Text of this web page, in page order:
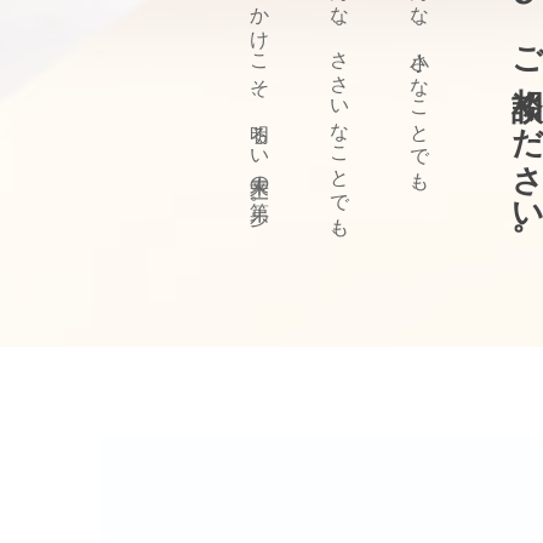
ぜひ、ご相
どんな、小さなことでも、
どんな、ささいなことでも、
きっかけこそ、明るい未来の第一歩。